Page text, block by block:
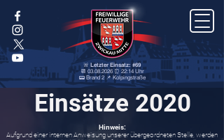
🚨 Letzter Einsatz: #69
📆 03.08.2026 ⏰ 22:14 Uhr
📟 Brand 2 📌 Kolpingstraße
Einsätze 2020
Hinweis:
Aufgrund einer internen Anweisung unserer übergeordneten Stelle, werden